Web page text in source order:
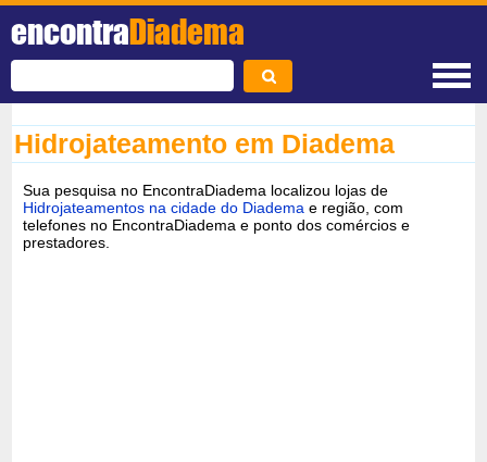
encontraDiadema
Hidrojateamento em Diadema
Sua pesquisa no EncontraDiadema localizou lojas de
Hidrojateamentos na cidade do Diadema e região, com
telefones no EncontraDiadema e ponto dos comércios e
prestadores.